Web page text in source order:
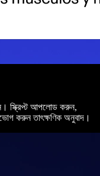
স্ক্রিপ্ট আপলোড করুন,
করুন তাৎক্ষণিক অনুবাদ।